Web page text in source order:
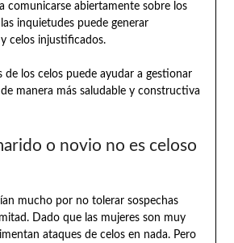
comunicarse abiertamente sobre los
inquietudes puede generar
celos injustificados.
de los celos puede ayudar a gestionar
manera más saludable y constructiva
o novio no es celoso
mucho por no tolerar sospechas
Dado que las mujeres son muy
ataques de celos en nada. Pero